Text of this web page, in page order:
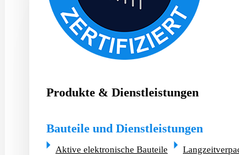
Produkte & Dienstleistungen
Bauteile und Dienstleistungen
Aktive elektronische Bauteile